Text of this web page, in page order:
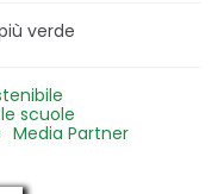
verde
scuole
Media Partner